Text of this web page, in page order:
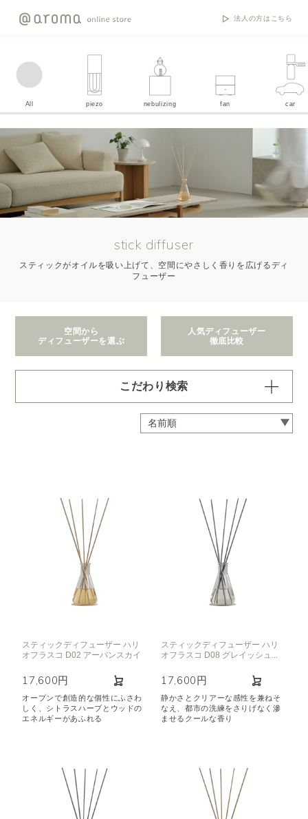
法人の方はこちら
All piezo nebulizing fan car
stick diffuser
スティックがオイルを吸い上げて、空間にやさしく香りを広げるディ
フューザー
空間から
ディフューザーを選ぶ
人気ディフューザー
徹底比較
こだわり検索
※一つお選びください
拡散範囲で絞り込む ※一つお選びください
身の回り
9～12畳
スティックディフューザー ハリ
オフラスコ D02 アーバンスカイ
17,600円
オープンで創造的な個性にふさわ
しく、シトラスハーブとウッドの
エネルギーがあふれる
スティックディフューザー ハリ
オフラスコ D08 グレイッシュ...
17,600円
静かさとクリアーな感性を兼ねそ
なえ、都市の洗練をさりげなく滲
ませるクールな香り